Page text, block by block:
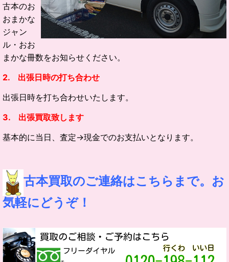
古本のお
おまかな
ジャン
ル・ おお
まかな冊数をお知らせください。
2. 出張日時の打ち合わせ
出張日時を打ち合わせいたします。
3. 出張買取致します
基本的に当日、査定→現金でのお支払いとなります。
古本買取のご連絡はこちらまで。お
気軽にどうぞ！